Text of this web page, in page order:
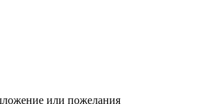
или пожелания